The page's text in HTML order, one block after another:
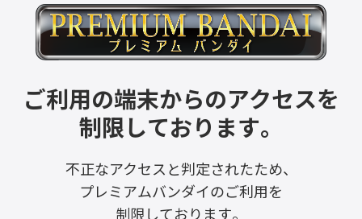
ご利用の端末からのアクセスを
制限しております。
不正なアクセスと判定されたため、
プレミアムバンダイのご利用を
制限しております。